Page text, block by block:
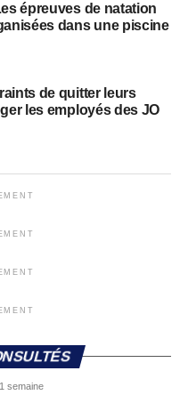
épreuves de natation
dans une piscine
de quitter leurs
les employés des JO
semaine